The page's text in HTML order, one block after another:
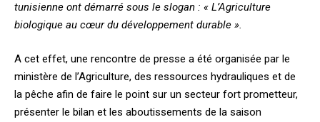
tunisienne ont démarré sous le slogan : « L’Agriculture
biologique au cœur du développement durable ».
A cet effet, une rencontre de presse a été organisée par le
ministère de l’Agriculture, des ressources hydrauliques et de
la pêche afin de faire le point sur un secteur fort prometteur,
présenter le bilan et les aboutissements de la saison